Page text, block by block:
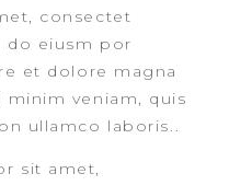
consectet
do eiusm por
et dolore magna
minim veniam, quis
ullamco laboris..
sit amet,